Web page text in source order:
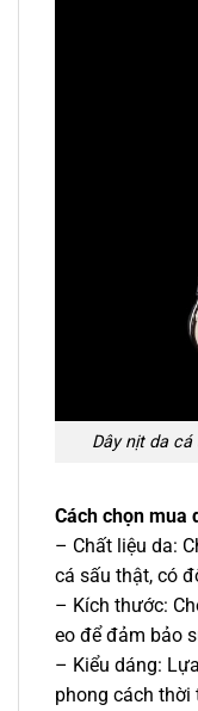
Dây nịt da
Cách chọn mua
– Chất liệu da:
cá sấu thật, có
– Kích thước:
eo để đảm bảo
– Kiểu dáng:
phong cách thời